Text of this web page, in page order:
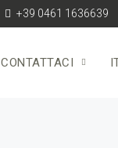
+39 0461 1636639
CONTATTACI